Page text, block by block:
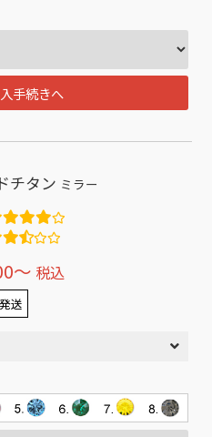
手続きへ
チタン ミラー
〜 税込
送